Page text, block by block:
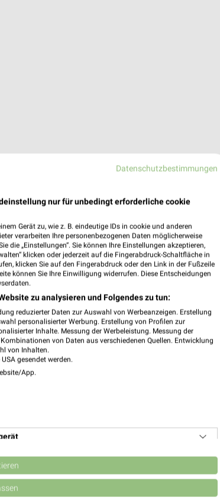
SUPERMÄRKTE ANGEBOTE
& Angebote App
– mit der kostenlosen weekli App für iOS & Android.
- Einkauf stressfrei planen
– App jetzt laden oder QR-Code scannen.
Datenschutzbestimmungen
nur für unbedingt erforderliche cookie
Gerät zu, wie z. B. eindeutige IDs in cookie und anderen
verarbeiten Ihre personenbezogenen Daten möglicherweise
die „Einstellungen“. Sie können Ihre Einstellungen akzeptieren,
klicken oder jederzeit auf die Fingerabdruck-Schaltfläche in
klicken Sie auf den Fingerabdruck oder den Link in der Fußzeile
können Sie Ihre Einwilligung widerrufen. Diese Entscheidungen
zu analysieren und Folgendes zu tun:
reduzierter Daten zur Auswahl von Werbeanzeigen. Erstellung
personalisierter Werbung. Erstellung von Profilen zur
Inhalte. Messung der Werbeleistung. Messung der
von Daten aus verschiedenen Quellen. Entwicklung
von Inhalten.
gesendet werden.
App.